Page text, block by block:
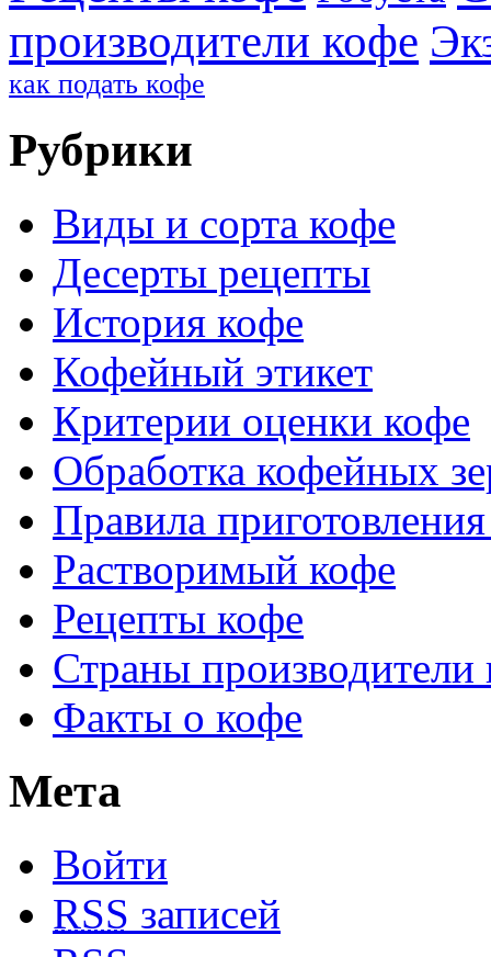
производители кофе
как подать кофе
Рубрики
Виды и сорта кофе
Десерты рецепты
История кофе
Кофейный этикет
Критерии оценки кофе
Обработка кофейных
Правила
Растворимый кофе
Рецепты кофе
Страны производители
Факты о кофе
Мета
Войти
RSS записей